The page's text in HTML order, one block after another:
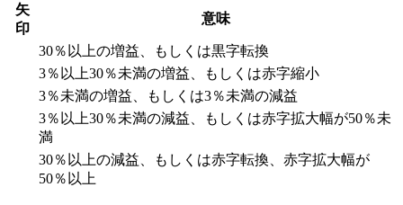
矢
印
意味
30％以上の増益、もしくは黒字転換
3％以上30％未満の増益、もしくは赤字縮小
3％未満の増益、もしくは3％未満の減益
3％以上30％未満の減益、もしくは赤字拡大幅が50％未
満
30％以上の減益、もしくは赤字転換、赤字拡大幅が
50％以上